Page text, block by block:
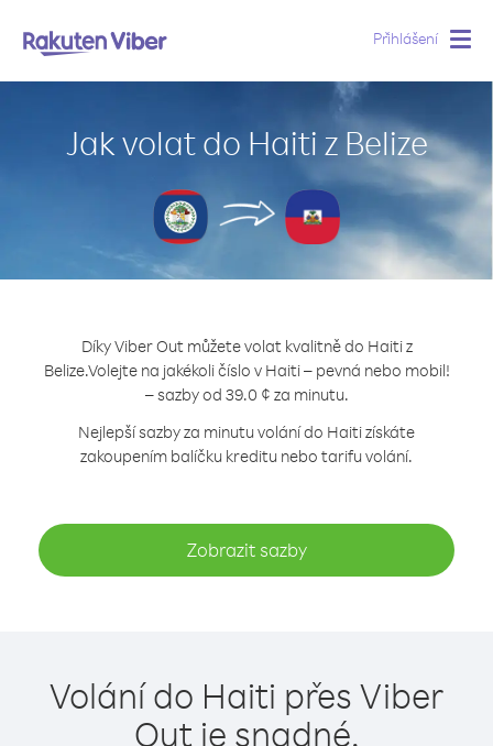
Přihlášení
Jak volat do Haiti z Belize
Díky Viber Out můžete volat kvalitně do Haiti z
Belize.Volejte na jakékoli číslo v Haiti – pevná nebo mobil!
– sazby od 39.0 ¢ za minutu.
Nejlepší sazby za minutu volání do Haiti získáte
zakoupením balíčku kreditu nebo tarifu volání.
Zobrazit sazby
Volání do Haiti přes Viber
Out je snadné.